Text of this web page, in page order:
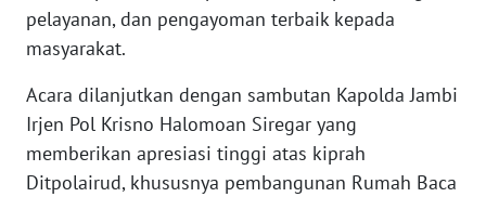
pelayanan, dan pengayoman terbaik kepada
masyarakat.
Acara dilanjutkan dengan sambutan Kapolda Jambi
Irjen Pol Krisno Halomoan Siregar yang
memberikan apresiasi tinggi atas kiprah
Ditpolairud, khususnya pembangunan Rumah Baca
WN
WN
PAPUA
BARAT